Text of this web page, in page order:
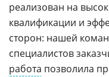
реализован на
квалификации и
сторон: нашей
специалистов
работа позволила